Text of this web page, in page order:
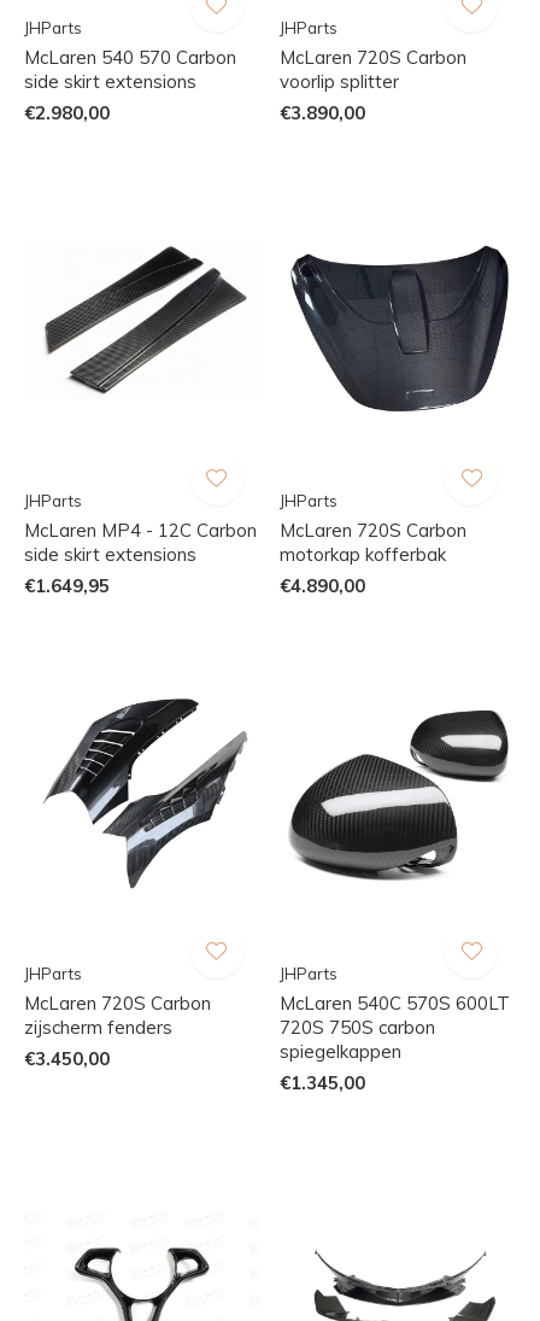
JHParts
McLaren 540 570 Carbon
side skirt extensions
€2.980,00
JHParts
McLaren 720S Carbon
voorlip splitter
€3.890,00
JHParts
McLaren MP4 - 12C Carbon
side skirt extensions
€1.649,95
JHParts
McLaren 720S Carbon
motorkap kofferbak
€4.890,00
JHParts
McLaren 720S Carbon
zijscherm fenders
€3.450,00
JHParts
McLaren 540C 570S 600LT
720S 750S carbon
spiegelkappen
€1.345,00